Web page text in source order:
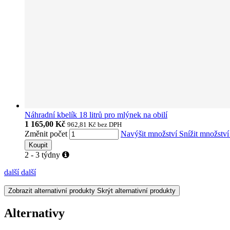
Náhradní kbelík 18 litrů pro mlýnek na obilí
1 165,00 Kč 962,81 Kč bez DPH
Změnit počet Navýšit množství Snížit
Koupit
2 - 3 týdny
další další
Zobrazit alternativní produkty Skrýt alternativní produkty
Alternativy